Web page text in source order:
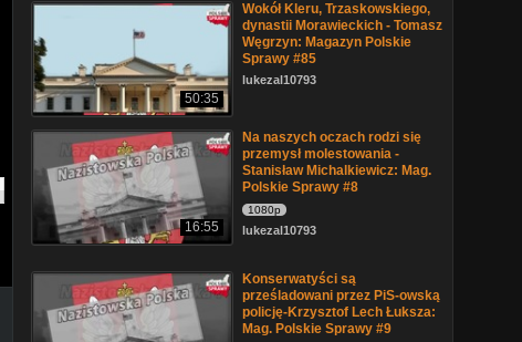
50:35
Wokół Kleru, Trzaskowskiego,
dynastii Morawieckich - Tomasz
Węgrzyn: Magazyn Polskie
Sprawy #85
lukezal10793
16:55
Na naszych oczach rodzi się
przemysł molestowania -
Stanisław Michalkiewicz: Mag.
Polskie Sprawy #8
1080p
lukezal10793
Konserwatyści są
prześladowani przez PiS-owską
policję-Krzysztof Lech Łuksza:
Mag. Polskie Sprawy #9